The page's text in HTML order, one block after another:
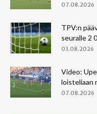
07.08.2026
TPV:n
seuralle 2
03.08.2026
Video:
loisteliaan
07.08.2026